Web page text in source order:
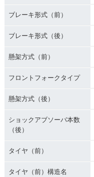
ブレーキ形式（前）
ブレーキ形式（後）
懸架方式（前）
フロントフォークタイプ
懸架方式（後）
ショックアブソーバ本数
（後）
タイヤ（前）
タイヤ（前）構造名